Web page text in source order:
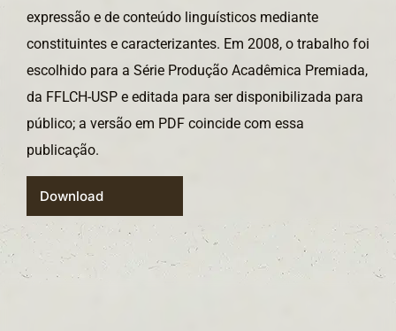
expressão e de conteúdo linguísticos mediante
constituintes e caracterizantes. Em 2008, o trabalho foi
escolhido para a Série Produção Acadêmica Premiada,
da FFLCH-USP e editada para ser disponibilizada para
público; a versão em PDF coincide com essa
publicação.
Download